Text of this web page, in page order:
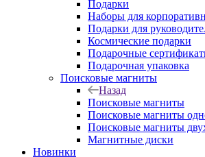
Подарки
Наборы для
Подарки для
Космические подарки
Подарочные
Подарочная упаковка
Поисковые магниты
Назад
Поисковые магниты
Поисковые магниты
Поисковые магниты
Магнитные диски
Новинки